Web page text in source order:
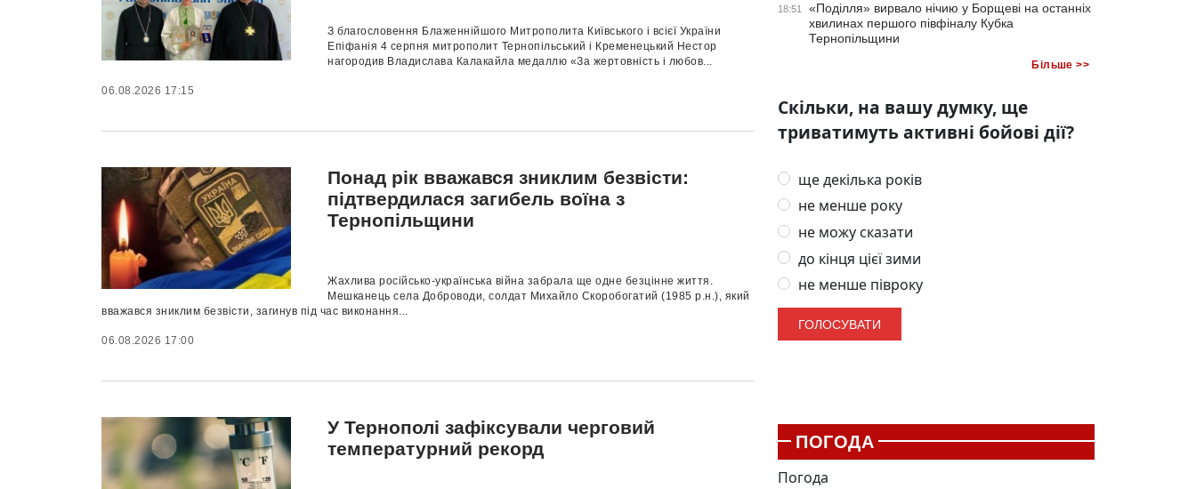
З благословення Блаженнійшого Митрополита Київського і всієї України
Епіфанія 4 серпня митрополит Тернопільський і Кременецький Нестор
нагородив Владислава Калакайла медаллю «За жертовність і любов...
06.08.2026 17:15
Понад рік вважався зниклим безвісти:
підтвердилася загибель воїна з
Тернопільщини
Жахлива російсько-українська війна забрала ще одне безцінне життя.
Мешканець села Доброводи, солдат Михайло Скоробогатий (1985 р.н.), який
вважався зниклим безвісти, загинув під час виконання...
06.08.2026 17:00
У Тернополі зафіксували черговий
температурний рекорд
18:51
«Поділля» вирвало нічию у Борщеві на останніх
хвилинах першого півфіналу Кубка
Тернопільщини
Більше >>
Скільки, на вашу думку, ще
триватимуть активні бойові дії?
ще декілька років
не менше року
не можу сказати
до кінця цієї зими
не менше півроку
ПОГОДА
Погода